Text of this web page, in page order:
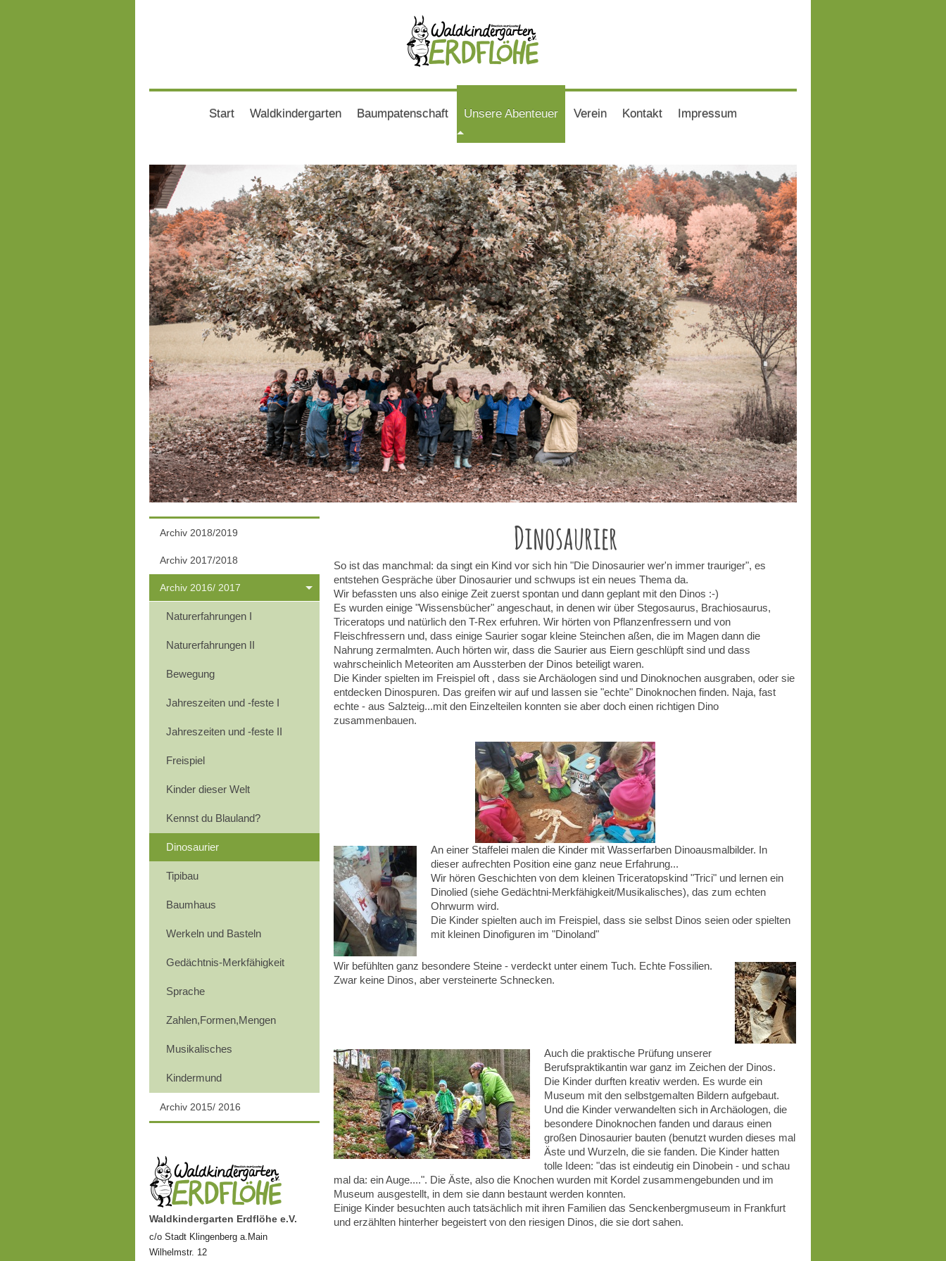
Start Waldkindergarten Baumpatenschaft Unsere Abenteuer Verein Kontakt Impressum
Dinosaurier
So ist das manchmal: da singt ein Kind vor sich hin "Die Dinosaurier wer'n immer trauriger", es
entstehen Gespräche über Dinosaurier und schwups ist ein neues Thema da.
Wir befassten uns also einige Zeit zuerst spontan und dann geplant mit den Dinos :-)
Es wurden einige "Wissensbücher" angeschaut, in denen wir über Stegosaurus, Brachiosaurus,
Triceratops und natürlich den T-Rex erfuhren. Wir hörten von Pflanzenfressern und von
Fleischfressern und, dass einige Saurier sogar kleine Steinchen aßen, die im Magen dann die
Nahrung zermalmten. Auch hörten wir, dass die Saurier aus Eiern geschlüpft sind und dass
wahrscheinlich Meteoriten am Aussterben der Dinos beteiligt waren.
Die Kinder spielten im Freispiel oft , dass sie Archäologen sind und Dinoknochen ausgraben, oder sie
entdecken Dinospuren. Das greifen wir auf und lassen sie "echte" Dinoknochen finden. Naja, fast
echte - aus Salzteig...mit den Einzelteilen konnten sie aber doch einen richtigen Dino
zusammenbauen.
An einer Staffelei malen die Kinder mit Wasserfarben Dinoausmalbilder. In
dieser aufrechten Position eine ganz neue Erfahrung...
Wir hören Geschichten von dem kleinen Triceratopskind "Trici" und lernen ein
Dinolied (siehe Gedächtni-Merkfähigkeit/Musikalisches), das zum echten
Ohrwurm wird.
Die Kinder spielten auch im Freispiel, dass sie selbst Dinos seien oder spielten
mit kleinen Dinofiguren im "Dinoland"
Wir befühlten ganz besondere Steine - verdeckt unter einem Tuch. Echte Fossilien.
Zwar keine Dinos, aber versteinerte Schnecken.
Auch die praktische Prüfung unserer
Berufspraktikantin war ganz im Zeichen der Dinos.
Die Kinder durften kreativ werden. Es wurde ein
Museum mit den selbstgemalten Bildern aufgebaut.
Und die Kinder verwandelten sich in Archäologen, die
besondere Dinoknochen fanden und daraus einen
großen Dinosaurier bauten (benutzt wurden dieses mal
Äste und Wurzeln, die sie fanden. Die Kinder hatten
tolle Ideen: "das ist eindeutig ein Dinobein - und schau
mal da: ein Auge....". Die Äste, also die Knochen wurden mit Kordel zusammengebunden und im
Museum ausgestellt, in dem sie dann bestaunt werden konnten.
Einige Kinder besuchten auch tatsächlich mit ihren Familien das Senckenbergmuseum in Frankfurt
und erzählten hinterher begeistert von den riesigen Dinos, die sie dort sahen.
Archiv 2018/2019
Archiv 2017/2018
Archiv 2016/ 2017
Naturerfahrungen I
Naturerfahrungen II
Bewegung
Jahreszeiten und -feste I
Jahreszeiten und -feste II
Freispiel
Kinder dieser Welt
Kennst du Blauland?
Dinosaurier
Tipibau
Baumhaus
Werkeln und Basteln
Gedächtnis-Merkfähigkeit
Sprache
Zahlen,Formen,Mengen
Musikalisches
Kindermund
Archiv 2015/ 2016
Waldkindergarten Erdflöhe e.V.
c/o Stadt Klingenberg a.Main
Wilhelmstr. 12